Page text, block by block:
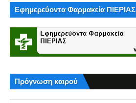
Εφημερεύοντα Φαρμακεία ΠΙΕΡΙΑΣ
Πρόγνωση καιρού